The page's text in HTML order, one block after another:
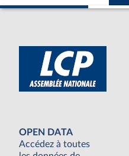
OPEN DATA
Accédez à toutes